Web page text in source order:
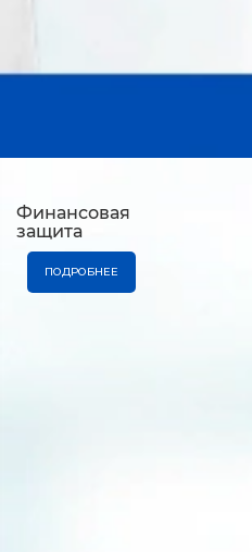
Финансовая
защита
ПОДРОБНЕЕ